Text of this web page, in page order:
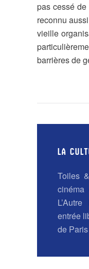
pas cessé
reconnu
vieille
barrières de
LA
Toiles
cinéma
entrée
de